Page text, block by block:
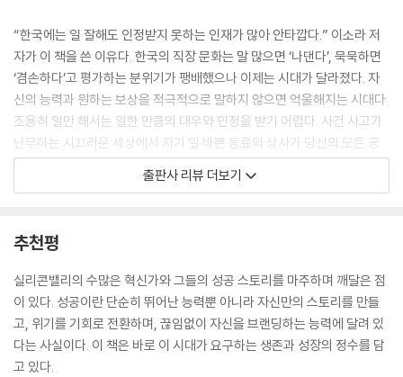
나를 망치러 온 나의 가족 버리기
워킹맘이라서 오히려 좋아
가족은 혼자 꾸려 나갈 수 없다
가스라이팅이라는 그림자
[소라언니가 알려 주는 관계의 신호등]
에필로그 소라에게
으로 성장하고 싶은지에 대한 명확한 비전이다. 그 비전을 향해 지속적으
로 노력하고 준비한다면 적절한 시기에 적절한 기회가 찾아올 것이다.
---「플랜 B는 회사 안에도 있다」중에서
멘토를 찾는 과정은 결혼 상대를 찾는 것과는 다르다. 내가 원하는 요소를
모두 갖춘 사람이 아니어도 된다는 뜻이다. 멘토는 여럿 가질 수 있다. 최고
의 능력을 가진 한 사람 한 사람씩, 어벤져스처럼 말이다.
---「좋은 멘티가 좋은 멘토를 얻는다」중에서
집하며 승진에서 밀려나는 것인지, 아니면 나만의 방식으로 인정받고 승진
하는 것인지 말이다. 이 책을 읽고 있는 사람이라면 아마 이미 ‘일잘러’일
텐데, 여기에 ‘포장까지 잘하는 스킬’이 장착된다면 그야말로 훨훨 날아갈
수 있을 것이라 믿어 의심치 않는다.
---「성실한 바보가 되지 않기 위한 생존법」중에서
“한국에는 일 잘해도 인정받지 못하는 인재가 많아 안타깝다.” 이소라 저
자가 이 책을 쓴 이유다. 한국의 직장 문화는 말 많으면 ‘나댄다’, 묵묵하면
‘겸손하다’고 평가하는 분위기가 팽배했으나 이제는 시대가 달라졌다. 자
신의 능력과 원하는 보상을 적극적으로 말하지 않으면 억울해지는 시대다.
조용히 일만 해서는 일한 만큼의 대우와 인정을 받기 어렵다. 사건 사고가
난무하는 시끄러운 세상에서 자기 일 바쁜 동료와 상사가 당신의 모든 공
로를 알아주기 힘들기 때문이다. 그래서 비슷한 능력치를 가졌음에도 성과
를 어필하는 사람이 더 빠르게 성공하는 아이러니가 발생하기도 한다.
보상을 가져가고, 누군가는 어려운 일을 해내고도 성과가 묻혀 버린다. 이
둘의 차이는 명확하다. ‘자신을 드러냈느냐, 그렇지 않았느냐.’ 이 예시에서
중요한 것은 전자의 뻔뻔함에 분노하기보다 이 세상이 돌아가는 룰을 익히
고 적용하는 데 있다. ‘일을 했으면 티를 내라.’ ‘자신의 기분에 따른 언행을
조심하라.’ 이것이 알맞은 인정과 보상을 받고 롱런하는 비결이다. 직장에
서 인정받는 일은 무척 중요하다. 하루의 1/3을 할애하는 직장 생활에 활기
출판사 리뷰 더보기
추천평
실리콘밸리의 수많은 혁신가와 그들의 성공 스토리를 마주하며 깨달은 점
이 있다. 성공이란 단순히 뛰어난 능력뿐 아니라 자신만의 스토리를 만들
고, 위기를 기회로 전환하며, 끊임없이 자신을 브랜딩하는 능력에 달려 있
다는 사실이다. 이 책은 바로 이 시대가 요구하는 생존과 성장의 정수를 담
고 있다.